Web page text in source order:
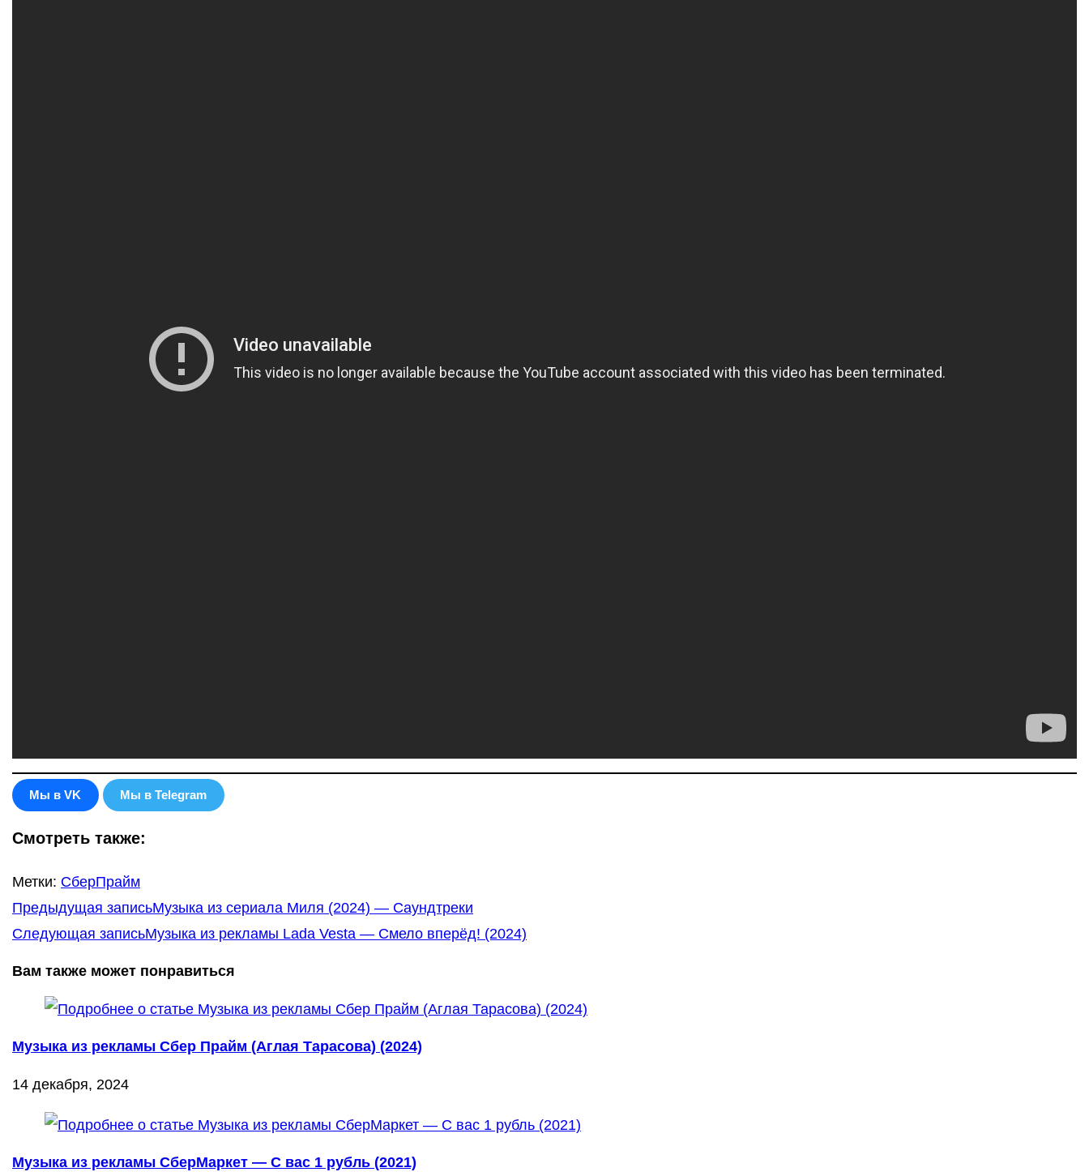
Мы в VK Мы в Telegram
Смотреть также:
Метки: СберПрайм
Еще
статьи
Предыдущая записьМузыка из сериала Миля (2024) — Саундтреки
Следующая записьМузыка из рекламы Lada Vesta — Смело вперёд! (2024)
Вам также может понравиться
Музыка из рекламы Сбер Прайм (Аглая Тарасова) (2024)
14 декабря, 2024
Музыка из рекламы СберМаркет — С вас 1 рубль (2021)